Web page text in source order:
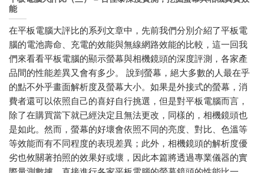
能
在平板電腦大評比的系列文章中，先前我們分別介紹了平板電
腦的電池壽命、充電的效能與無線網路效能的比較，這一回我
們來看看平板電腦的顯示螢幕與相機鏡頭的深度評測，各家產
品間的性能差異又會有多少。 說到螢幕，絕大多數的人最在乎
的點不外乎畫面解析度及螢幕大小。如果是外接式的螢幕，消
費者還可以依照自己的喜好自行挑選，但是對平板電腦而言，
除了在購買當下就已經決定且無法更改，同樣的，相機鏡頭也
是如此。然而，螢幕的好壞會依照不同的亮度、對比、色溫等
等效能而有不同程度的表現差異；此外，相機鏡頭的解析度優
劣也攸關著拍照的效果好或壞，因此本篇將透過專業儀器的實